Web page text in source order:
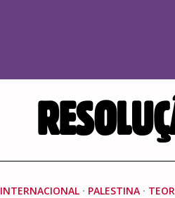
INTERNACIONAL · PALESTINA ·